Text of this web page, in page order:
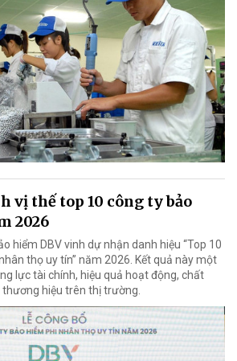
vị thế top 10 công ty bảo
2026
hiểm DBV vinh dự nhận danh hiệu “Top 10
thọ uy tín” năm 2026. Kết quả này một
lực tài chính, hiệu quả hoạt động, chất
thương hiệu trên thị trường.